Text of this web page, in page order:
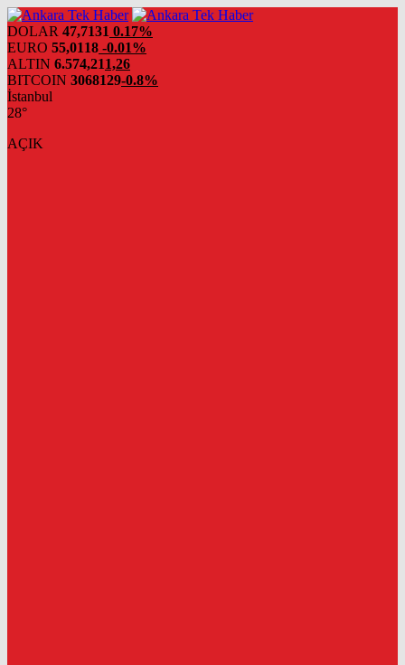
DOLAR 47,7131 0.17%
EURO 55,0118 -0.01%
ALTIN 6.574,211,26
BITCOIN 3068129-0.8%
İstanbul
28°
AÇIK